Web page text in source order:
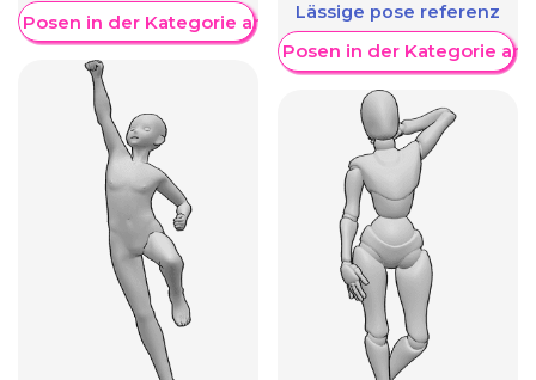
Posen in der Kategorie anzeigenLässige pose referenz
Weitere Posen in der Kategorie